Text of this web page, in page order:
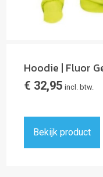
Hoodie | Fluor
€ 32,95 incl. btw.
Bekijk product